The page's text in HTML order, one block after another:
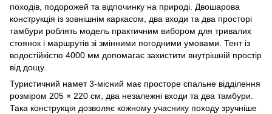
походів, подорожей та відпочинку на природі. Двошарова
конструкція із зовнішнім каркасом, два входи та два просторі
тамбури роблять модель практичним вибором для тривалих
стоянок і маршрутів зі змінними погодними умовами. Тент із
водостійкістю 4000 мм допомагає захистити внутрішній простір
від дощу.
Туристичний намет 3-місний має просторе спальне відділення
розміром 205 × 220 см, два незалежні входи та два тамбури.
Така конструкція дозволяє кожному учаснику походу зручніше